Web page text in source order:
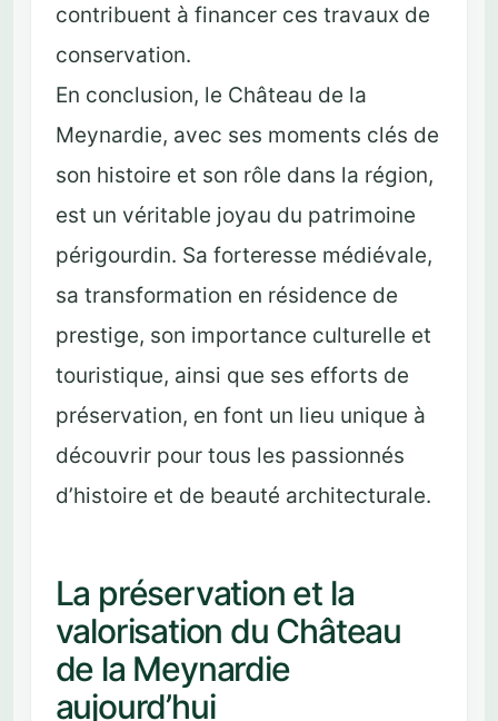
contribuent à financer ces travaux de
conservation.
En conclusion, le Château de la
Meynardie, avec ses moments clés de
son histoire et son rôle dans la région,
est un véritable joyau du patrimoine
périgourdin. Sa forteresse médiévale,
sa transformation en résidence de
prestige, son importance culturelle et
touristique, ainsi que ses efforts de
préservation, en font un lieu unique à
découvrir pour tous les passionnés
d’histoire et de beauté architecturale.
La préservation et la
valorisation du Château
de la Meynardie
aujourd’hui